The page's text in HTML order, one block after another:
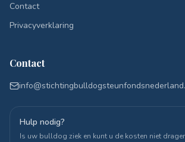
Contact
Privacyverklaring
Contact
Hulp nodig?
Is uw bulldog ziek en kunt u de kosten niet